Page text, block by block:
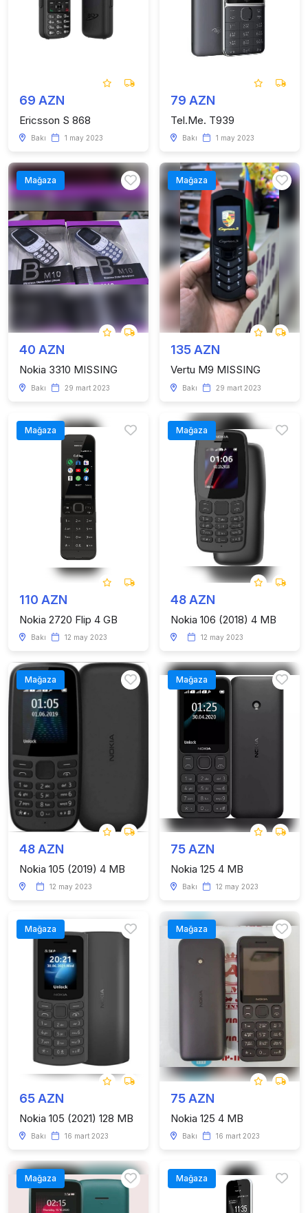
69 AZN
Ericsson S 868
Bakı 1 may 2023
79 AZN
Tel.Me. T939
Bakı 1 may 2023
Mağaza
40 AZN
Nokia 3310 MISSING
Bakı 29 mart 2023
Mağaza
135 AZN
Vertu M9 MISSING
Bakı 29 mart 2023
Mağaza
110 AZN
Nokia 2720 Flip 4 GB
Bakı 12 may 2023
Mağaza
48 AZN
Nokia 106 (2018) 4 MB
12 may 2023
Mağaza
48 AZN
Nokia 105 (2019) 4 MB
12 may 2023
Mağaza
75 AZN
Nokia 125 4 MB
Bakı 12 may 2023
Mağaza
65 AZN
Nokia 105 (2021) 128 MB
Bakı 16 mart 2023
Mağaza
75 AZN
Nokia 125 4 MB
Bakı 16 mart 2023
Mağaza Mağaza